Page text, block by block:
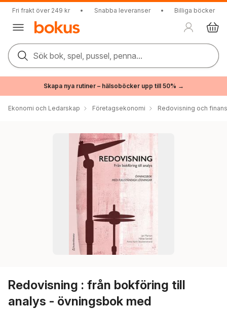
Fri frakt över 249 kr • Snabba leveranser • Billiga böcker
Sök bok, spel, pussel, penna...
Skapa nya rutiner – hälsoböcker upp till 50% →
Ekonomi och Ledarskap Företagsekonomi Redovisning och
Redovisning : från bokföring till
analys - övningsbok med